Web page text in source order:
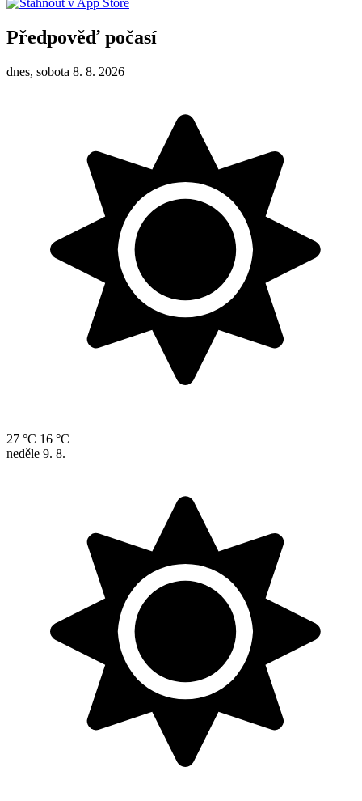
Předpověď počasí
dnes, sobota 8. 8. 2026
27 °C 16 °C
neděle 9. 8.